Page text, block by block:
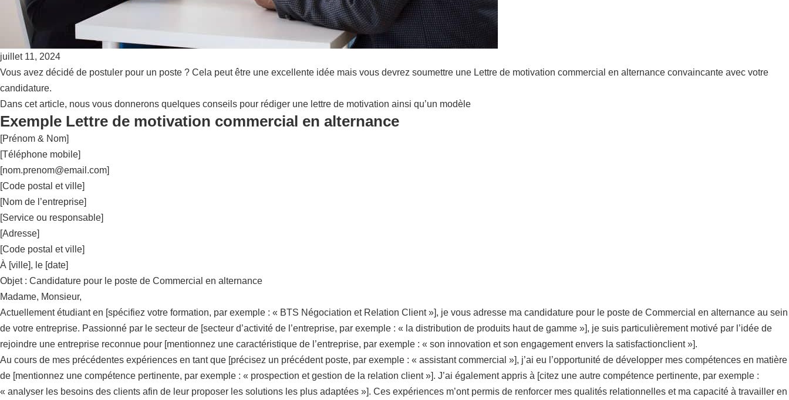
juillet 11, 2024
Vous avez décidé de postuler pour un poste ? Cela peut être une excellente idée mais vous devrez soumettre une Lettre de motivation commercial en alternance convaincante avec votre
candidature.
Dans cet article, nous vous donnerons quelques conseils pour rédiger une lettre de motivation ainsi qu’un modèle
Exemple Lettre de motivation commercial en alternance
[Prénom & Nom]
[Téléphone mobile]
[nom.prenom@email.com]
[Code postal et ville]
[Nom de l’entreprise]
[Service ou responsable]
[Adresse]
[Code postal et ville]
À [ville], le [date]
Objet : Candidature pour le poste de Commercial en alternance
Madame, Monsieur,
Actuellement étudiant en [spécifiez votre formation, par exemple : « BTS Négociation et Relation Client »], je vous adresse ma candidature pour le poste de Commercial en alternance au sein
de votre entreprise. Passionné par le secteur de [secteur d’activité de l’entreprise, par exemple : « la distribution de produits haut de gamme »], je suis particulièrement motivé par l’idée de
rejoindre une entreprise reconnue pour [mentionnez une caractéristique de l’entreprise, par exemple : « son innovation et son engagement envers la satisfactionclient »].
Au cours de mes précédentes expériences en tant que [précisez un précédent poste, par exemple : « assistant commercial »], j’ai eu l’opportunité de développer mes compétences en matière
de [mentionnez une compétence pertinente, par exemple : « prospection et gestion de la relation client »]. J’ai également appris à [citez une autre compétence pertinente, par exemple :
« analyser les besoins des clients afin de leur proposer les solutions les plus adaptées »]. Ces expériences m’ont permis de renforcer mes qualités relationnelles et ma capacité à travailler en